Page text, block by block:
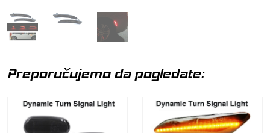
Preporučujemo da pogledate: